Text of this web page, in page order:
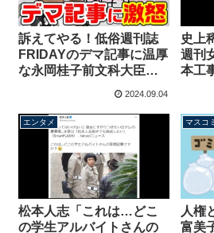
訴えてやる！低俗週刊誌
FRIDAYのデマ記事に温厚
な永岡桂子前文科大臣が
激おこ！マンガでもあり
えない内容を掲載してし
まう【KSLチャンネル】
2024.09.04
史上
週刊
本工
の常
エンタメ
松本人志「これは…どこ
の学生アルバイトさんの
マスコ
人権
富美